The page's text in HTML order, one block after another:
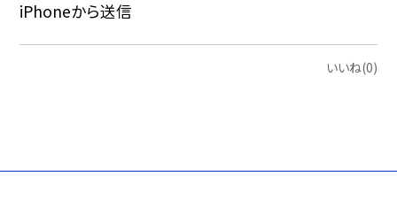
iPhoneから送信
いいね(0)